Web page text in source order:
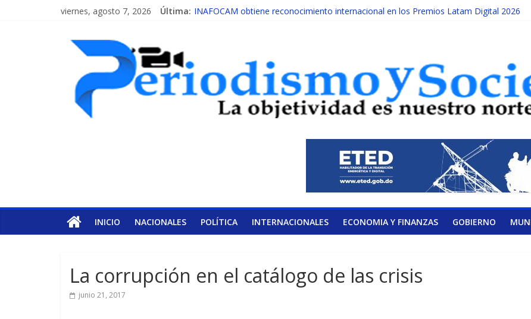
viernes, agosto 7, 2026 Última: INAFOCAM obtiene reconocimiento internacional en los Premios Latam Digital 2026
MESCyT presenta calendario de Consulta Nacional por la Educación
INICIO NACIONALES POLÍTICA INTERNACIONALES ECONOMIA Y FINANZAS GOBIERNO
La corrupción en el catálogo de las crisis
junio 21, 2017